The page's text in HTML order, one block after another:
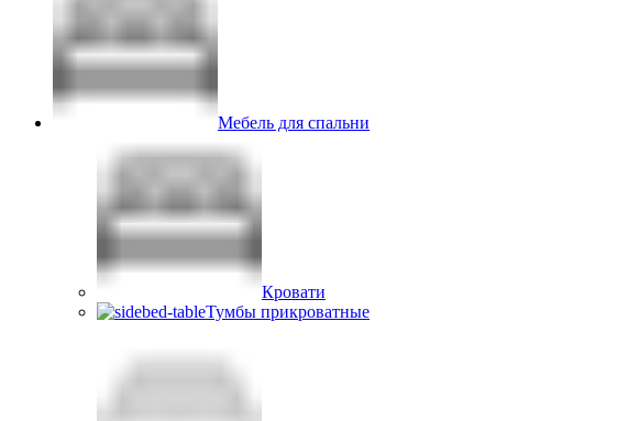
Мебель для спальни
Кровати
Тумбы прикроватные